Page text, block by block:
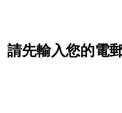
新增/刪除選項
請先輸入您的電郵